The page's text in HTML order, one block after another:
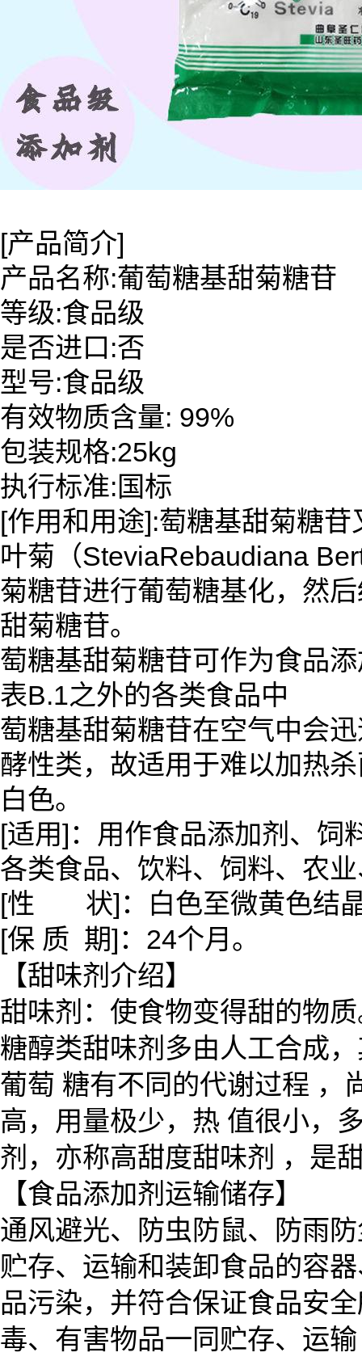
[产品简介]
产品名称:葡萄糖基甜菊糖苷
等级:食品级
是否进口:否
型号:食品级
有效物质含量: 99%
包装规格:25kg
执行标准:国标
[作用和用途]:萄糖基甜菊糖
叶菊（SteviaRebaudiana
菊糖苷进行葡萄糖基化，然
甜菊糖苷。
萄糖基甜菊糖苷可作为食品
表B.1之外的各类食品中
萄糖基甜菊糖苷在空气中会
酵性类，故适用于难以加热
白色。
[适用]：用作食品添加剂、饲
各类食品、饮料、饲料、农
[性 状]：白色至微黄色结晶
[保 质 期]：24个月。
【甜味剂介绍】
甜味剂：使食物变得甜的物
糖醇类甜味剂多由人工合成
葡萄 糖有不同的代谢过程 ，
高，用量极少，热 值很小，
剂，亦称高甜度甜味剂 ，是
【食品添加剂运输储存】
通风避光、防虫防鼠、防雨
贮存、运输和装卸食品的容
品污染，并符合保证食品安
毒、有害物品一同贮存、运输